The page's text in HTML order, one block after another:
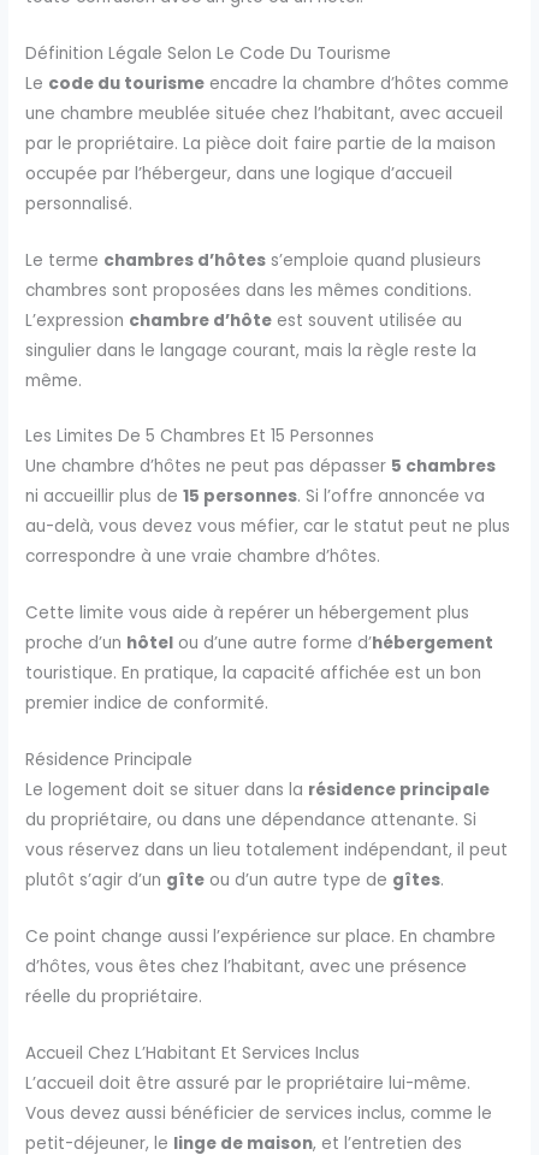
Définition Légale Selon Le Code Du Tourisme
Le code du tourisme encadre la chambre d’hôtes comme
une chambre meublée située chez l’habitant, avec accueil
par le propriétaire. La pièce doit faire partie de la maison
occupée par l’hébergeur, dans une logique d’accueil
personnalisé.
Le terme chambres d’hôtes s’emploie quand plusieurs
chambres sont proposées dans les mêmes conditions.
L’expression chambre d’hôte est souvent utilisée au
singulier dans le langage courant, mais la règle reste la
même.
Les Limites De 5 Chambres Et 15 Personnes
Une chambre d’hôtes ne peut pas dépasser 5 chambres
ni accueillir plus de15 personnes. Si l’offre annoncée va
au-delà, vous devez vous méfier, car le statut peut ne plus
correspondre à une vraie chambre d’hôtes.
Cette limite vous aide à repérer un hébergement plus
proche d’un hôtel ou d’une autre forme d’hébergement
touristique. En pratique, la capacité affichée est un bon
premier indice de conformité.
Résidence Principale
Le logement doit se situer dans la résidence principale
du propriétaire, ou dans une dépendance attenante. Si
vous réservez dans un lieu totalement indépendant, il peut
plutôt s’agir d’un gîte ou d’un autre type de gîtes.
Ce point change aussi l’expérience sur place. En chambre
d’hôtes, vous êtes chez l’habitant, avec une présence
réelle du propriétaire.
Accueil Chez L’Habitant Et Services Inclus
L’accueil doit être assuré par le propriétaire lui-même.
Vous devez aussi bénéficier de services inclus, comme le
petit-déjeuner, le linge de maison, et l’entretien des